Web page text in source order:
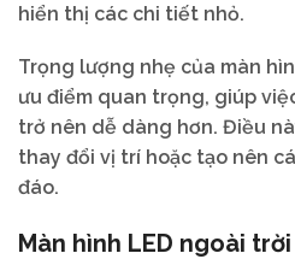
hiển thị các chi tiết nhỏ.
Trọng lượng nhẹ của màn
ưu điểm quan trọng, giúp
trở nên dễ dàng hơn. Điều
thay đổi vị trí hoặc tạo nên
đáo.
Màn hình LED ngoài trời